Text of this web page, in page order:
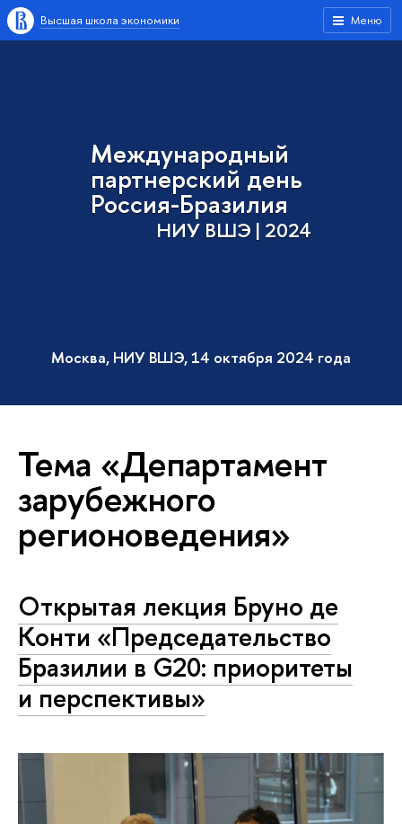
Меню
Высшая школа экономики
Международный
партнерский день
Россия-Бразилия
НИУ ВШЭ | 2024
Москва, НИУ ВШЭ, 14 октября 2024 года
Тема «Департамент
зарубежного
регионоведения»
Открытая лекция Бруно де
Конти «Председательство
Бразилии в G20: приоритеты
и перспективы»